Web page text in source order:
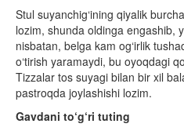
Stul suyanchig‘ining qiyalik
lozim, shunda oldinga engashib,
nisbatan, belga kam og‘irlik
o‘tirish yaramaydi, bu oyoqdagi
Tizzalar tos suyagi bilan bir xil
pastroqda joylashishi lozim.
Gavdani to‘g‘ri tuting